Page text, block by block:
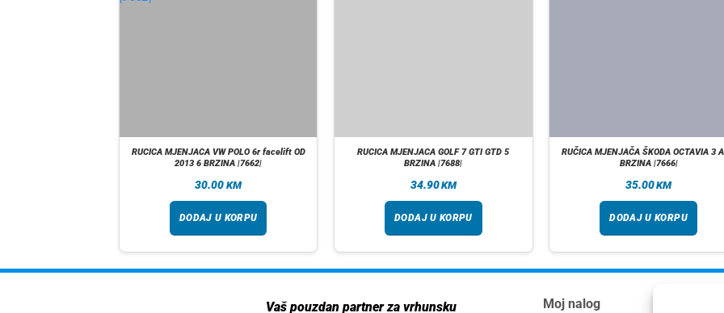
RUCICA MJENJACA VW POLO 6r facelift OD
2013 6 BRZINA |7662|
30.00 KM
DODAJ U KORPU
RUCICA MJENJACA GOLF 7 GTI GTD 5
BRZINA |7688|
34.90KM
DODAJ U KORPU
RUČICA MJENJAČA ŠKODA OCTAVIA 3
BRZINA |7666|
35.00KM
DODAJ U KORPU
Vaš pouzdan partner za vrhunsku Moj nalog